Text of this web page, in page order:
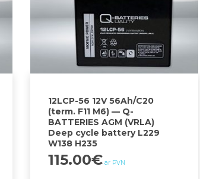
12LCP-56 12V 56Ah/C20
(term. F11 M6) — Q-
BATTERIES AGM (VRLA)
Deep cycle battery L229
W138 H235
115.00€ ar PVN